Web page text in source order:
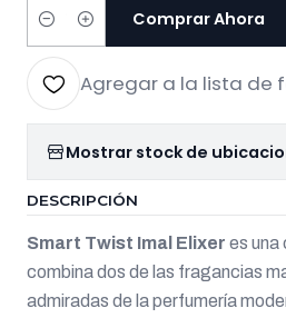
Cantidad
Comprar Ahora
Agregar a la lista de
Mostrar stock de
DESCRIPCIÓN
Smart Twist Imal Elixer es una
combina dos de las fragancias
admiradas de la perfumería